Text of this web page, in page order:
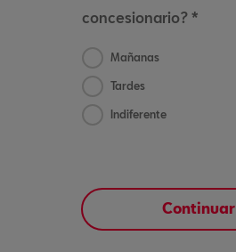
concesionario? *
Mañanas
Tardes
Indiferente
Continuar